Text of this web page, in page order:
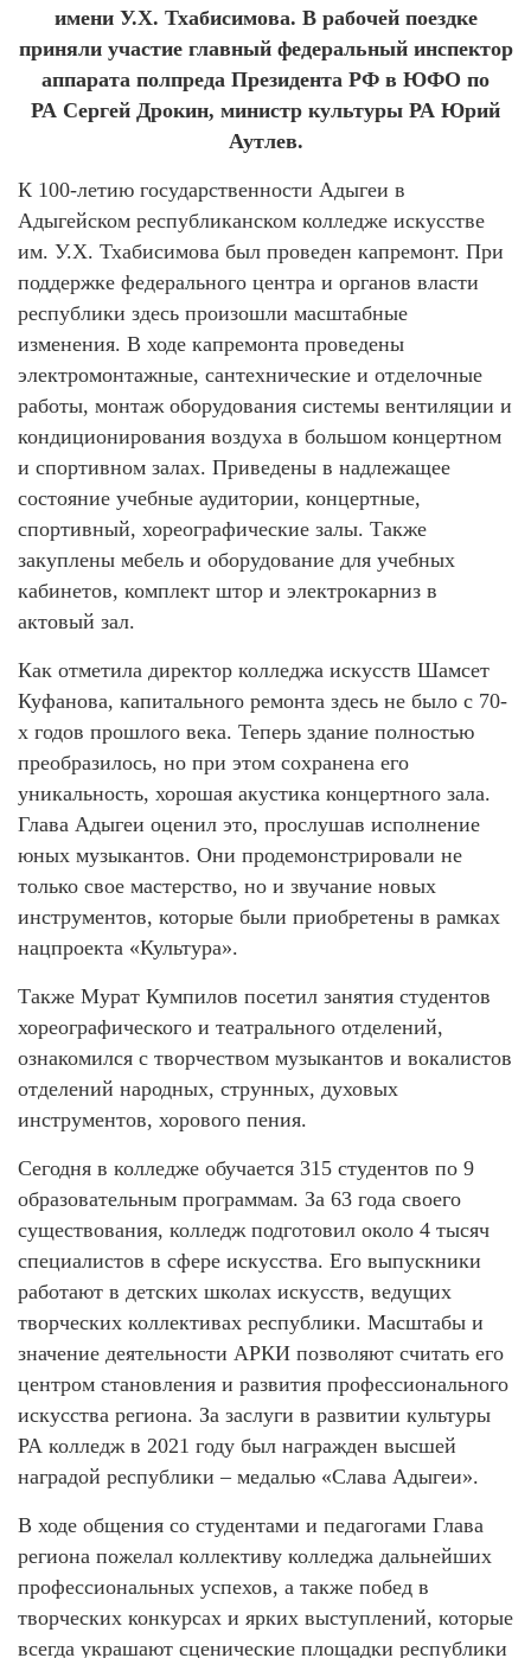
имени У.Х. Тхабисимова. В рабочей поездке
приняли участие главный федеральный инспектор
аппарата полпреда Президента РФ в ЮФО по
РА Сергей Дрокин, министр культуры РА Юрий
Аутлев.
К 100-летию государственности Адыгеи в
Адыгейском республиканском колледже искусстве
им. У.Х. Тхабисимова был проведен капремонт. При
поддержке федерального центра и органов власти
республики здесь произошли масштабные
изменения. В ходе капремонта проведены
электромонтажные, сантехнические и отделочные
работы, монтаж оборудования системы вентиляции и
кондиционирования воздуха в большом концертном
и спортивном залах. Приведены в надлежащее
состояние учебные аудитории, концертные,
спортивный, хореографические залы. Также
закуплены мебель и оборудование для учебных
кабинетов, комплект штор и электрокарниз в
актовый зал.
Как отметила директор колледжа искусств Шамсет
Куфанова, капитального ремонта здесь не было с 70-
х годов прошлого века. Теперь здание полностью
преобразилось, но при этом сохранена его
уникальность, хорошая акустика концертного зала.
Глава Адыгеи оценил это, прослушав исполнение
юных музыкантов. Они продемонстрировали не
только свое мастерство, но и звучание новых
инструментов, которые были приобретены в рамках
нацпроекта «Культура».
Также Мурат Кумпилов посетил занятия студентов
хореографического и театрального отделений,
ознакомился с творчеством музыкантов и вокалистов
отделений народных, струнных, духовых
инструментов, хорового пения.
Сегодня в колледже обучается 315 студентов по 9
образовательным программам. За 63 года своего
существования, колледж подготовил около 4 тысяч
специалистов в сфере искусства. Его выпускники
работают в детских школах искусств, ведущих
творческих коллективах республики. Масштабы и
значение деятельности АРКИ позволяют считать его
центром становления и развития профессионального
искусства региона. За заслуги в развитии культуры
РА колледж в 2021 году был награжден высшей
наградой республики – медалью «Слава Адыгеи».
В ходе общения со студентами и педагогами Глава
региона пожелал коллективу колледжа дальнейших
профессиональных успехов, а также побед в
творческих конкурсах и ярких выступлений, которые
всегда украшают сценические площадки республики